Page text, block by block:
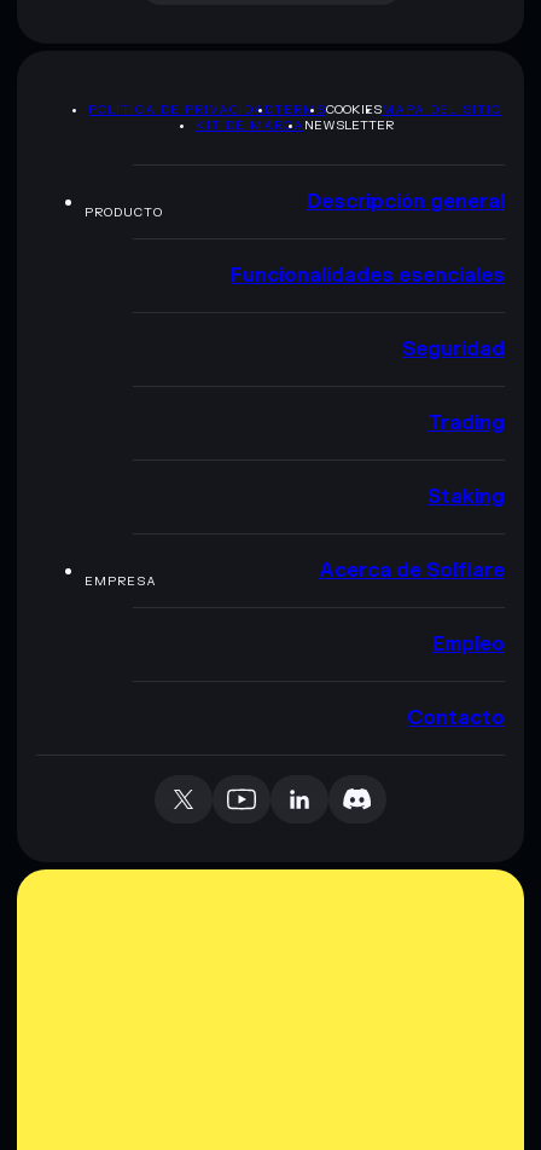
POLÍTICA DE PRIVACIDADTERMSCOOKIESMAPA DEL SITIO
KIT DE MARCA NEWSLETTER
PRODUCTO Descripción general
Funcionalidades esenciales
Seguridad
Trading
Staking
EMPRESA Acerca de Solflare
Empleo
Contacto